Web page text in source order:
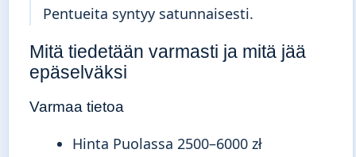
Pentueita syntyy satunnaisesti.
Mitä tiedetään varmasti ja mitä jää
epäselväksi
Varmaa tietoa
Hinta Puolassa 2500–6000 zł